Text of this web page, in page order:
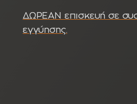
ΔΩΡΕΑΝ επισκευή σε
εγγύησης.